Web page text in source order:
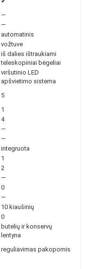
—
—
automatinis
vožtuve
iš dalies ištraukiami
teleskopiniai bėgeliai
viršutinio LED
apšvietimo sistema
5
1
4
—
—
integruota
1
2
—
0
—
10 kiaušinių
0
butelių ir konservų
lentyna
reguliavimas pakopomis